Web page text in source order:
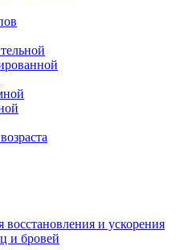
восстановления и ускорения
и бровей